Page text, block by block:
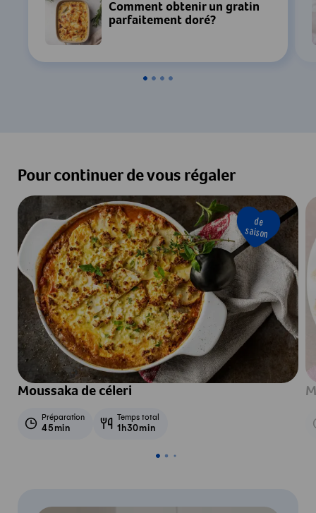
Comment obtenir un gratin
parfaitement doré?
Pour continuer de vous régaler
de
saison
Moussaka de céleri
Préparation
45min
Temps total
1h30min